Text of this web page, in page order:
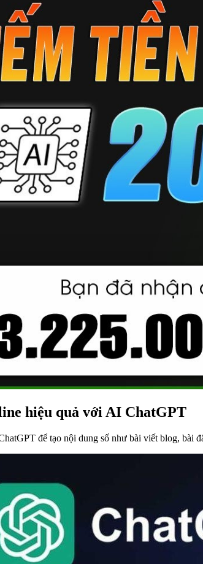
hiệu quả với AI ChatGPT
để tạo nội dung số như bài viết blog, bài